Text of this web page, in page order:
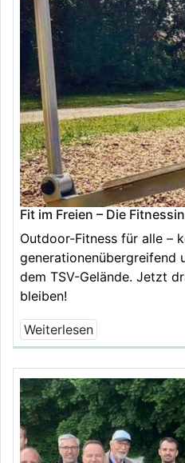
Fit im Freien – Die
Outdoor-Fitness für alle –
generationenübergreifend
dem TSV-Gelände. Jetzt
bleiben!
Weiterlesen